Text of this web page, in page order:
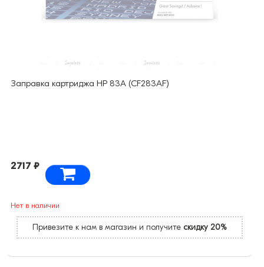
Заправка картриджа HP 83A (CF283AF)
2717 ₽
Нет в наличии
Привезите к нам в магазин и получите скидку 20%